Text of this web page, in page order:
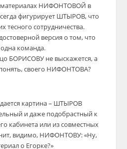
НИФОНТОВОЙ в
фигурирует ШТЫРОВ, что
тесного сотрудничества.
версия о том, что
команда.
БОРИСОВУ не выскажется, а
своего НИФОНТОВА?
картина – ШТЫРОВ
и даже подобрастный к
кабинета или из совместных
видимо, НИФОНТОВУ: «Ну,
о Егорке?»